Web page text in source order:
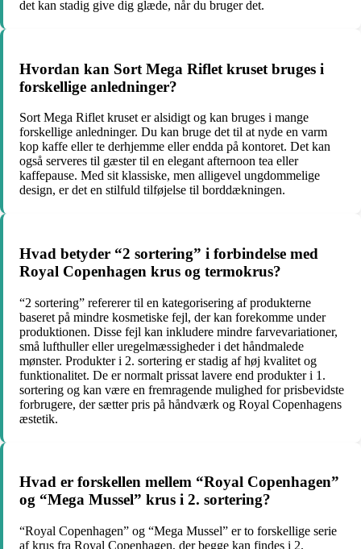
det kan stadig give dig glæde, når du bruger det.
Hvordan kan Sort Mega Riflet kruset bruges i
forskellige anledninger?
Sort Mega Riflet kruset er alsidigt og kan bruges i mange
forskellige anledninger. Du kan bruge det til at nyde en varm
kop kaffe eller te derhjemme eller endda på kontoret. Det kan
også serveres til gæster til en elegant afternoon tea eller
kaffepause. Med sit klassiske, men alligevel ungdommelige
design, er det en stilfuld tilføjelse til borddækningen.
Hvad betyder “2 sortering” i forbindelse med
Royal Copenhagen krus og termokrus?
“2 sortering” refererer til en kategorisering af produkterne
baseret på mindre kosmetiske fejl, der kan forekomme under
produktionen. Disse fejl kan inkludere mindre farvevariationer,
små lufthuller eller uregelmæssigheder i det håndmalede
mønster. Produkter i 2. sortering er stadig af høj kvalitet og
funktionalitet. De er normalt prissat lavere end produkter i 1.
sortering og kan være en fremragende mulighed for prisbevidste
forbrugere, der sætter pris på håndværk og Royal Copenhagens
æstetik.
Hvad er forskellen mellem “Royal Copenhagen”
og “Mega Mussel” krus i 2. sortering?
“Royal Copenhagen” og “Mega Mussel” er to forskellige serie
af krus fra Royal Copenhagen, der begge kan findes i 2.